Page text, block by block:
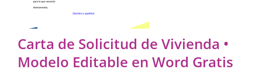
Carta de Solicitud de Vivienda •
Modelo Editable en Word Gratis